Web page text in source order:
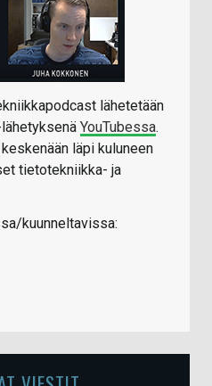
lähetetään
YouTubessa.
läpi kuluneen
tietotekniikka- ja
kuunneltavissa: